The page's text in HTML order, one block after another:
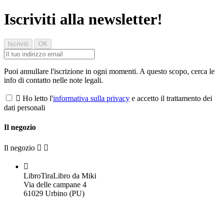
Iscriviti alla newsletter!
Puoi annullare l'iscrizione in ogni momenti. A questo scopo, cerca le
info di contatto nelle note legali.
 Ho letto l'informativa sulla privacy e accetto il trattamento dei
dati personali
Il negozio
Il negozio  

LibroTiraLibro da Miki
Via delle campane 4
61029 Urbino (PU)